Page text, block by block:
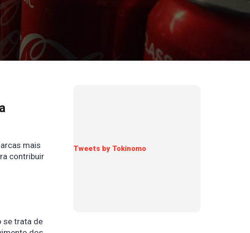
mais
contribuir
se trata de
Tweets by Tokinomo